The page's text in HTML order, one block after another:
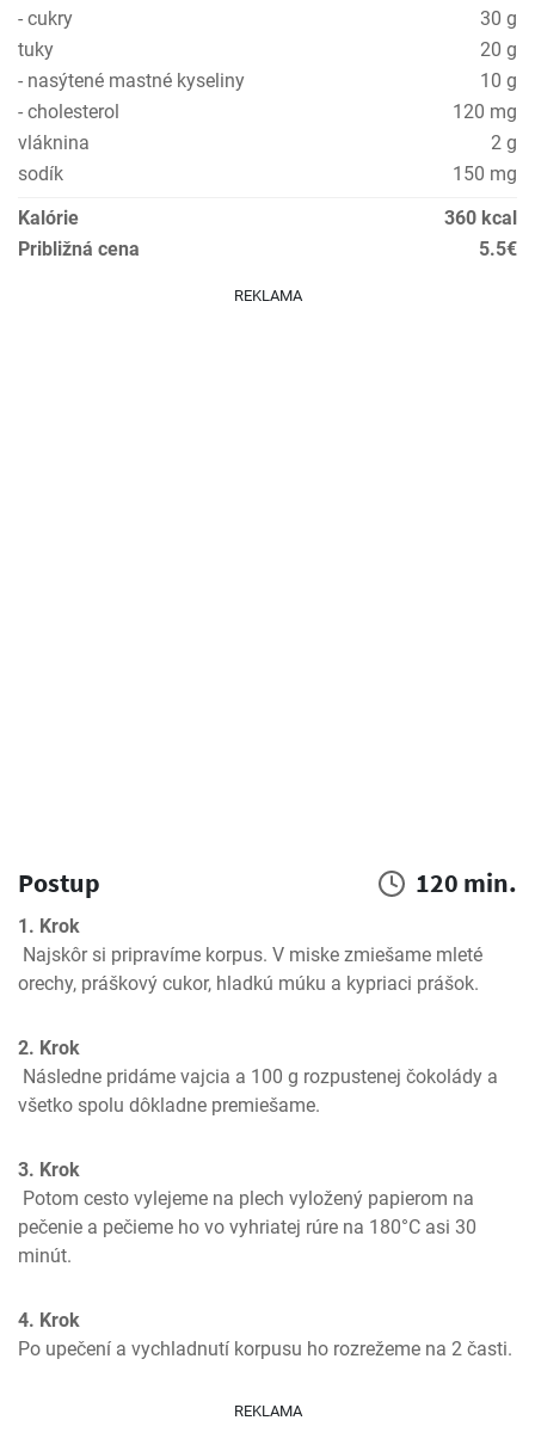
- cukry
30 g
tuky
20 g
- nasýtené mastné kyseliny
10 g
- cholesterol
120 mg
vláknina
2 g
sodík
150 mg
Kalórie
360 kcal
Približná cena
5.5€
REKLAMA
Postup 120 min.
1. Krok
orechy, práškový cukor, hladkú múku a kypriaci prášok.
2. Krok
všetko spolu dôkladne premiešame.
3. Krok
pečenie a pečieme ho vo vyhriatej rúre na 180°C asi 30
minút.
4. Krok
Po upečení a vychladnutí korpusu ho rozrežeme na 2 časti.
REKLAMA